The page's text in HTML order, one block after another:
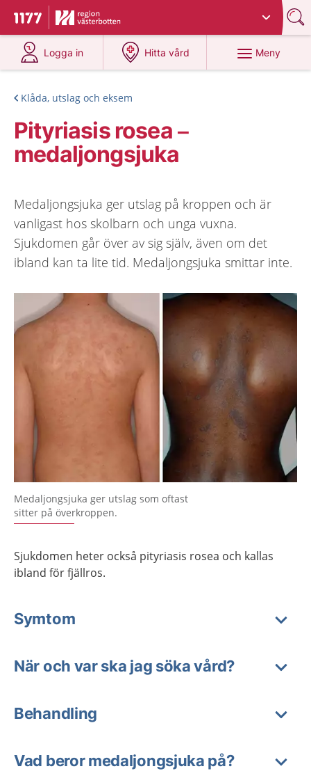
Till startsidan för 1177
Du har valt region
Logga in
på 1177.se
Hitta vård
på 1177.se
Meny
Klåda, utslag och eksem
Pityriasis rosea –
medaljongsjuka
Medaljongsjuka ger utslag på kroppen och är
vanligast hos skolbarn och unga vuxna.
Sjukdomen går över av sig själv, även om det
ibland kan ta lite tid. Medaljongsjuka smittar inte.
Medaljongsjuka ger utslag som oftast
sitter på överkroppen.
Sjukdomen heter också pityriasis rosea och kallas
ibland för fjällros.
Symtom
När och var ska jag söka vård?
Behandling
Vad beror medaljongsjuka på?